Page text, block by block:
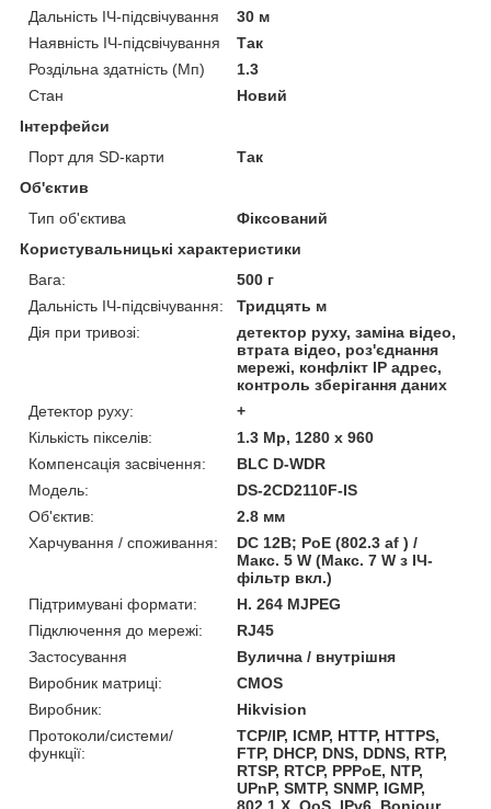
Дальність ІЧ-підсвічування
30 м
Наявність ІЧ-підсвічування
Так
Роздільна здатність (Мп)
1.3
Стан
Новий
Інтерфейси
Порт для SD-карти
Так
Об'єктив
Тип об'єктива
Фіксований
Користувальницькі характеристики
Вага:
500 г
Дальність ІЧ-підсвічування:
Тридцять м
Дія при тривозі:
детектор руху, заміна відео,
втрата відео, роз'єднання
мережі, конфлікт IP адрес,
контроль зберігання даних
Детектор руху:
+
Кількість пікселів:
1.3 Mp, 1280 x 960
Компенсація засвічення:
BLC D-WDR
Модель:
DS-2CD2110F-IS
Об'єктив:
2.8 мм
Харчування / споживання:
DC 12В; PoE (802.3 af ) /
Макс. 5 W (Макс. 7 W з ІЧ-
фільтр вкл.)
Підтримувані формати:
H. 264 MJPEG
Підключення до мережі:
RJ45
Застосування
Вулична / внутрішня
Виробник матриці:
CMOS
Виробник:
Hikvision
Протоколи/системи/
функції:
TCP/IP, ICMP, HTTP, HTTPS,
FTP, DHCP, DNS, DDNS, RTP,
RTSP, RTCP, PPPoE, NTP,
UPnP, SMTP, SNMP, IGMP,
802.1 X, QoS, IPv6, Bonjour,